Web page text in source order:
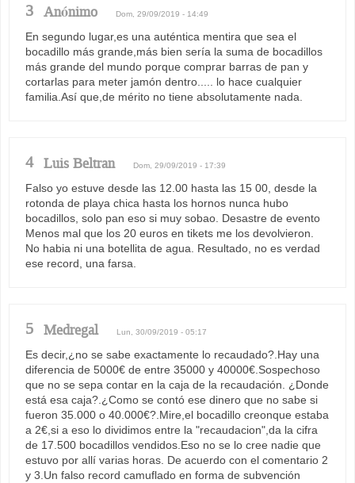
3 Anónimo Dom, 29/09/2019 - 14:49
En segundo lugar,es una auténtica mentira que sea el
bocadillo más grande,más bien sería la suma de bocadillos
más grande del mundo porque comprar barras de pan y
cortarlas para meter jamón dentro..... lo hace cualquier
familia.Así que,de mérito no tiene absolutamente nada.
4 Luis Beltran Dom, 29/09/2019 - 17:39
Falso yo estuve desde las 12.00 hasta las 15 00, desde la
rotonda de playa chica hasta los hornos nunca hubo
bocadillos, solo pan eso si muy sobao. Desastre de evento
Menos mal que los 20 euros en tikets me los devolvieron.
No habia ni una botellita de agua. Resultado, no es verdad
ese record, una farsa.
5 Medregal Lun, 30/09/2019 - 05:17
Es decir,¿no se sabe exactamente lo recaudado?.Hay una
diferencia de 5000€ de entre 35000 y 40000€.Sospechoso
que no se sepa contar en la caja de la recaudación. ¿Donde
está esa caja?.¿Como se contó ese dinero que no sabe si
fueron 35.000 o 40.000€?.Mire,el bocadillo creonque estaba
a 2€,si a eso lo dividimos entre la "recaudacion",da la cifra
de 17.500 bocadillos vendidos.Eso no se lo cree nadie que
estuvo por allí varias horas. De acuerdo con el comentario 2
y 3.Un falso record camuflado en forma de subvención